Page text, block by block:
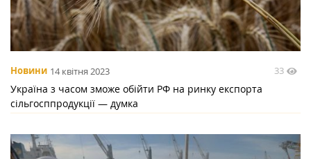
Новини 14 квітня 2023 33
Україна з часом зможе обійти РФ на ринку експорта
сільгосппродукції — думка